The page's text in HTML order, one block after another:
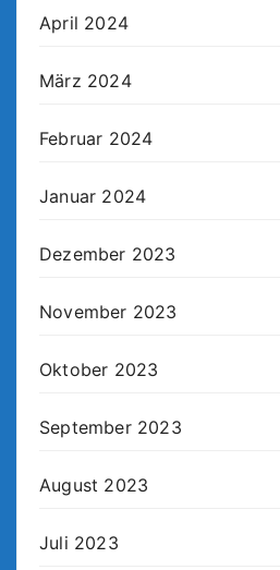
April 2024
März 2024
Februar 2024
Januar 2024
Dezember 2023
November 2023
Oktober 2023
September 2023
August 2023
Juli 2023